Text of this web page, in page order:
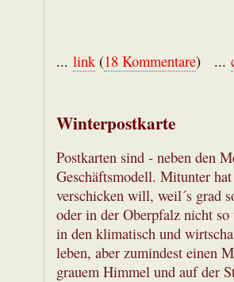
... link (18 Kommentare) ...
Winterpostkarte
Postkarten sind - neben den
Geschäftsmodell. Mitunter
verschicken will, weil´s grad
oder in der Oberpfalz nicht
in den klimatisch und
leben, aber zumindest einen
grauem Himmel und auf der